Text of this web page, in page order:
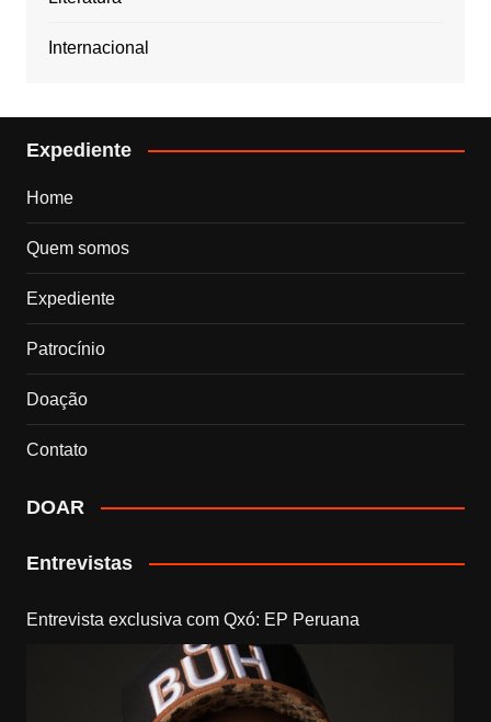
Internacional
Expediente
Home
Quem somos
Expediente
Patrocínio
Doação
Contato
DOAR
Entrevistas
Entrevista exclusiva com Qxó: EP Peruana